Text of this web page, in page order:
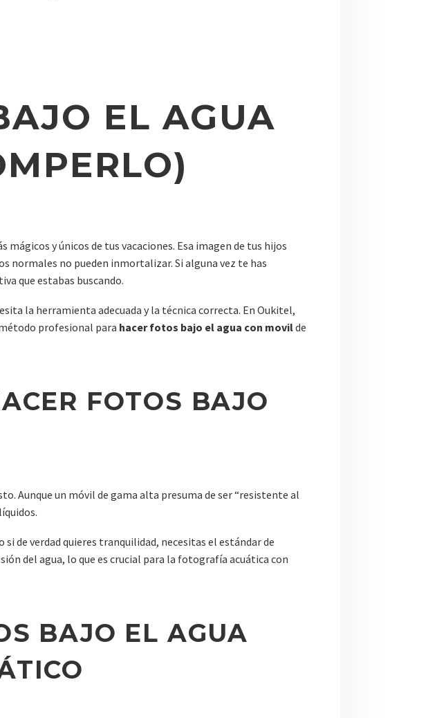
EL AGUA
y únicos de tus vacaciones. Esa imagen de tus hijos
normales no pueden inmortalizar. Si alguna vez te has
que estabas buscando.
la herramienta adecuada y la técnica correcta. En Oukitel,
profesional para hacer fotos bajo el agua con movilde
FOTOS BAJO
Aunque un móvil de gama alta presuma de ser “resistente al
de verdad quieres tranquilidad, necesitas el estándar de
del agua, lo que es crucial para la fotografía acuática con
BAJO EL AGUA